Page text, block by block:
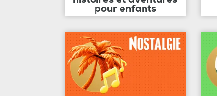
pour enfants